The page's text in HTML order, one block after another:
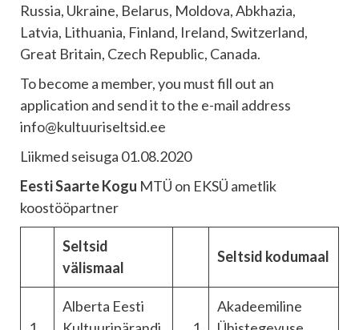
Russia, Ukraine, Belarus, Moldova, Abkhazia,
Latvia, Lithuania, Finland, Ireland, Switzerland,
Great Britain, Czech Republic, Canada.
To become a member, you must fill out an
application and send it to the e-mail address
info@kultuuriseltsid.ee
Liikmed seisuga 01.08.2020
Eesti Saarte Kogu MTÜ on EKSÜ ametlik
koostööpartner
Seltsid
välismaal
Seltsid kodumaal
Alberta Eesti
Akadeemiline